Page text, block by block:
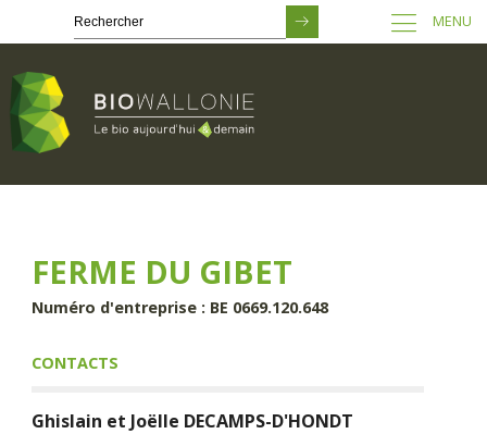
principal
MENU
FERME DU GIBET
Numéro d'entreprise : BE 0669.120.648
CONTACTS
Ghislain et Joëlle DECAMPS-D'HONDT